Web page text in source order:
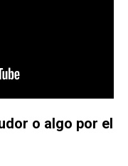
o algo por el